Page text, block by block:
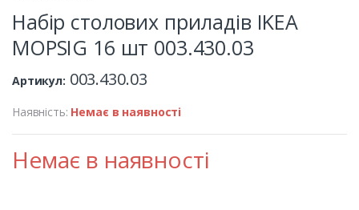
Набір столових приладів IKEA
MOPSIG 16 шт 003.430.03
Артикул: 003.430.03
Наявність: Немає в наявності
Немає в наявності